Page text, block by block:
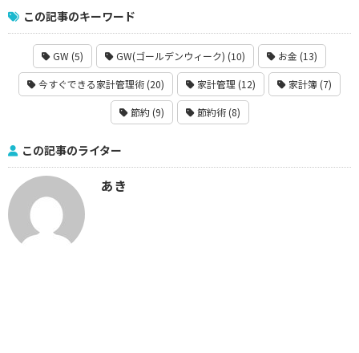
この記事のキーワード
GW (5) GW(ゴールデンウィーク) (10) お金 (13)
今すぐできる家計管理術 (20) 家計管理 (12) 家計簿 (7)
節約 (9) 節約術 (8)
この記事のライター
あき